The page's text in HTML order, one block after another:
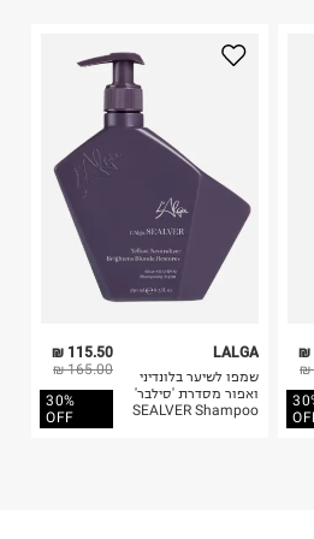
סגורים באריזתם המקורית
115.50 ₪
165.00 ₪
30%
OFF
LALGA
שמפו לשיער בלונדיני
ואפור מסדרת 'סילבר'
SEALVER Shampoo